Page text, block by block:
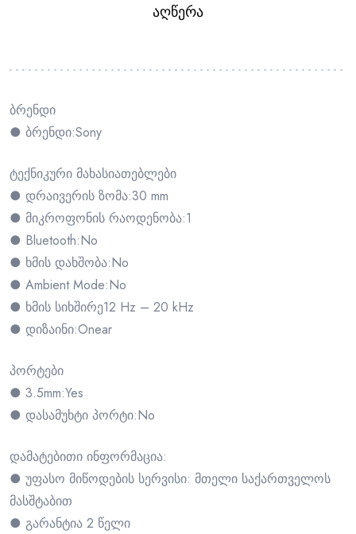
ᲐᲦᲬᲔᲠᲐ
ბრენდი
● ბრენდი:Sony
ტექნიკური მახასიათებლები
● დრაივერის ზომა:30 mm
● მიკროფონის რაოდენობა:1
● Bluetooth:No
● ხმის დახშობა:No
● Ambient Mode:No
● ხმის სიხშირე12 Hz – 20 kHz
● დიზაინი:Onear
პორტები
● 3.5mm:Yes
● დასამუხტი პორტი:No
დამატებითი ინფორმაცია:
● უფასო მიწოდების სერვისი: მთელი საქართველოს
მასშტაბით
● გარანტია 2 წელი